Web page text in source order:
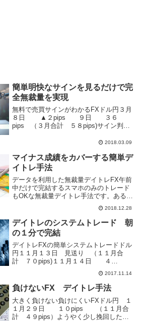
簡単明快なサインを見るだけで完
全無裁量を実現
無料で売買サインがわかるFXドル円３月
８日 ▲２pips ９日 ３６
pips （３月合計 ５８pips)サイン判断
す。チャートを分析することもないの
は１００％です...
2018.03.09
マイナス成績をカバーする簡単デ
イトレ手法
データを利用した無裁量デイトレFX午前
中だけで完結するスマホのみのトレード
もOKな無裁量デイトレ手法です。あるデ
ータを見て、買い売りのエントリーを行
い、検証に基づいて導き出された時間に
決済を行う超シンプルな簡単手法です。
ドル円１２月２５日２...
2018.12.28
デイトレのシステムトレード 朝
の１分で完結
デイトレFXの簡単システムトレードドル
円１１月１３日 見送り （１１月合
計 ７０pips)１１月１４日 ４
pips（１１月合計 ７４pips）今日の注文
と決済は、外為どっとコムを利用して、
エントリーも時間指定注文。決済も時間
指定決済をやっ...
2017.11.14
負けないFX デイトレ手法
大きく負けない負けにくいFXドル円 １
１月２９日 １０pips （１１月合
計 ４９pips）ようやく少し挽回した感